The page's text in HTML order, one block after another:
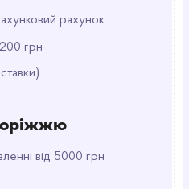
рахунок
200 грн
від 5000 грн
і легкість роблять
або